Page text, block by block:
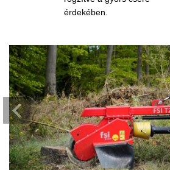
érdekében.